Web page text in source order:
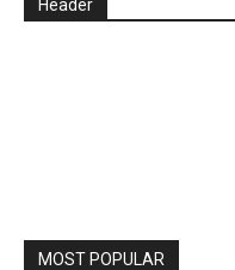
Header
MOST POPULAR